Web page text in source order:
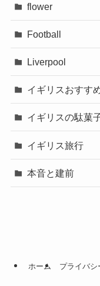
flower
Football
Liverpool
イギリスおすす
イギリスの駄菓
イギリス旅行
本音と建前
ホーム プライバシ